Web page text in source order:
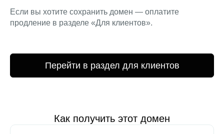
Если вы хотите сохранить домен — оплатите
продление в разделе «Для клиентов».
Перейти в раздел для клиентов
Как получить этот домен